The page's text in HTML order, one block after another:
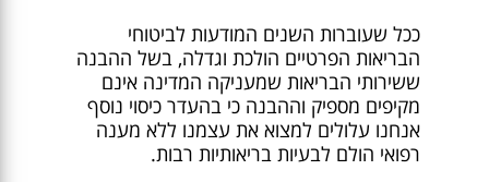
ככל שעוברות השנים המודעות לביטוחי
הבריאות הפרטיים הולכת וגדלה, בשל ההבנה
ששירותי הבריאות שמעניקה המדינה אינם
מקיפים מספיק וההבנה כי בהעדר כיסוי נוסף
אנחנו עלולים למצוא את עצמנו ללא מענה
רפואי הולם לבעיות בריאותיות רבות.